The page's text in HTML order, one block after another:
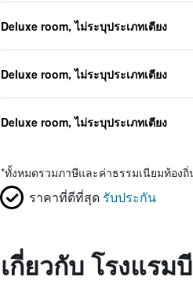
Deluxe room, ไม่ระบุประเภทเตียง
Deluxe room, ไม่ระบุประเภทเตียง
Deluxe room, ไม่ระบุประเภทเตียง
*ทั้งหมดรวมภาษีและค่าธรรมเนียมท้อง
ราคาที่ดีที่สุด รับประกัน
เกี่ยวกับ โรงแร